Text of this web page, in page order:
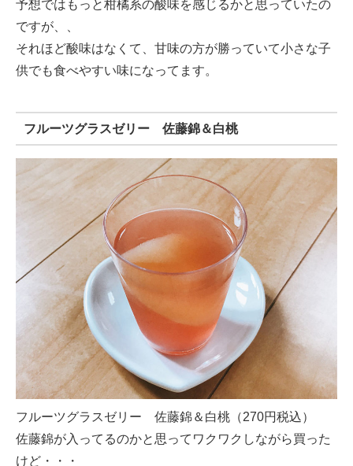
予想ではもっと柑橘系の酸味を感じるかと思っていたの
ですが、、
それほど酸味はなくて、甘味の方が勝っていて小さな子
供でも食べやすい味になってます。
フルーツグラスゼリー 佐藤錦＆白桃
フルーツグラスゼリー 佐藤錦＆白桃（270円税込）
佐藤錦が入ってるのかと思ってワクワクしながら買った
けど・・・